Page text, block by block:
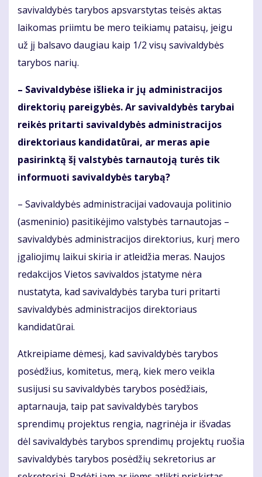
savivaldybės tarybos apsvarstytas teisės aktas
laikomas priimtu be mero teikiamų pataisų, jeigu
už jį balsavo daugiau kaip 1/2 visų savivaldybės
tarybos narių.
– Savivaldybėse išlieka ir jų administracijos
direktorių pareigybės. Ar savivaldybės tarybai
reikės pritarti savivaldybės administracijos
direktoriaus kandidatūrai, ar meras apie
pasirinktą šį valstybės tarnautoją turės tik
informuoti savivaldybės tarybą?
– Savivaldybės administracijai vadovauja politinio
(asmeninio) pasitikėjimo valstybės tarnautojas –
savivaldybės administracijos direktorius, kurį mero
įgaliojimų laikui skiria ir atleidžia meras. Naujos
redakcijos Vietos savivaldos įstatyme nėra
nustatyta, kad savivaldybės taryba turi pritarti
savivaldybės administracijos direktoriaus
kandidatūrai.
Atkreipiame dėmesį, kad savivaldybės tarybos
posėdžius, komitetus, merą, kiek mero veikla
susijusi su savivaldybės tarybos posėdžiais,
aptarnauja, taip pat savivaldybės tarybos
sprendimų projektus rengia, nagrinėja ir išvadas
dėl savivaldybės tarybos sprendimų projektų ruošia
savivaldybės tarybos posėdžių sekretorius ar